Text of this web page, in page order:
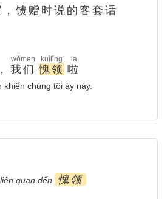
馈赠时说的客套话
， 我们
wǒmen
愧领
kuìlǐng
啦
la
chúng tôi áy náy.
quan đến 愧领